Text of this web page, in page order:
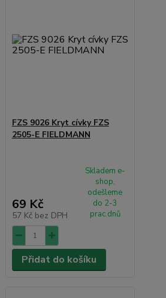
FZS 9026 Kryt cívky FZS
2505-E FIELDMANN
69 Kč
57 Kč bez DPH
Skladem e-
shop,
odešleme
do 2-3
prac.dnů
Přidat do košíku